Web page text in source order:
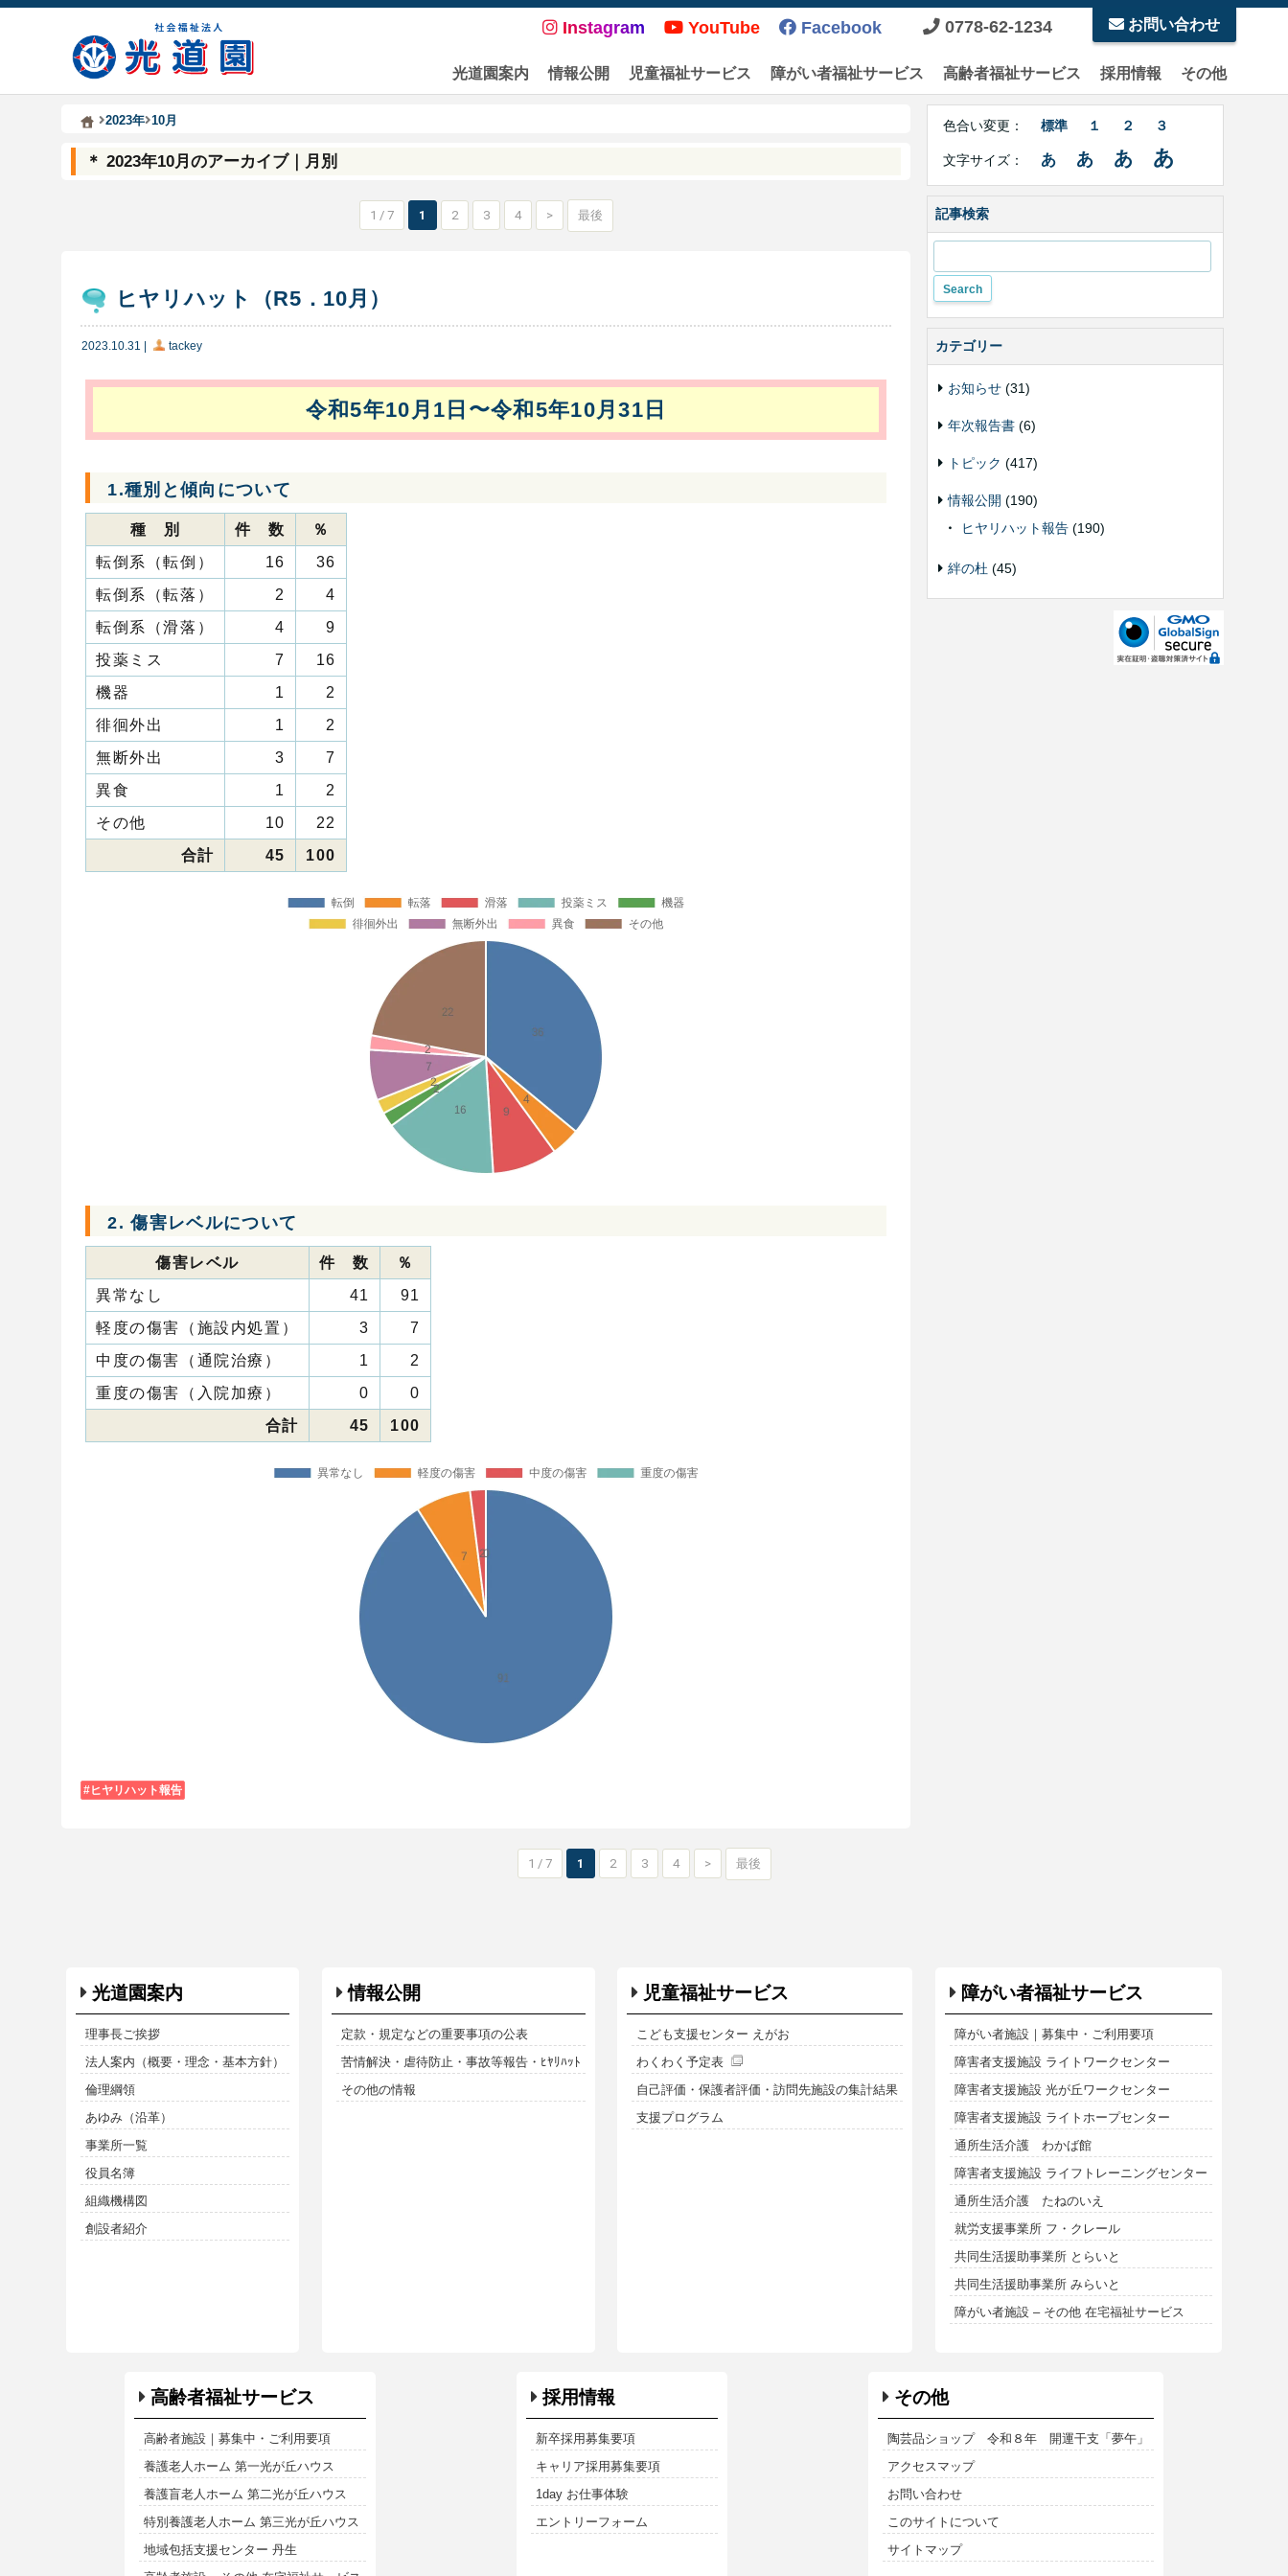
Instagram YouTube Facebook 0778-62-1234 お問い合わせ
光道園案内 情報公開 児童福祉サービス 障がい者福祉サービス 高齢者福祉サービス 採用情報 その他
Kodoen | Breadcrumbs list
社会福祉法人 光道園
2023年 10月
＊ 2023年10月のアーカイブ｜月別
1 / 7 1 2 3 4 > 最後
ヒヤリハット（R5．10月）
2023.10.31 tackey
令和5年10月1日〜令和5年10月31日
1.種別と傾向について
種 別 件 数
％
転倒系（転倒）
16
36
転倒系（転落）
2
4
転倒系（滑落）
4
9
投薬ミス
7
16
機器
1
2
徘徊外出
1
2
無断外出
3
7
異食
1
2
その他
10
22
合計
45 100
2. 傷害レベルについて
傷害レベル 件 数
％
異常なし
41
91
軽度の傷害（施設内処置）
3
7
中度の傷害（通院治療）
1
2
重度の傷害（入院加療）
0
0
合計
45 100
ヒヤリハット報告
Right
Side
色
合
変
色合い変更： 標準 １ ２ ３
文字サイズ： あ あ あ あ
記事検索
カテゴリー
お知らせ (31)
年次報告書 (6)
トピック (417)
情報公開 (190)
ヒヤリハット報告 (190)
絆の杜 (45)
1 / 7 1 2 3 4 > 最後
光道園案内
理事長ご挨拶
法人案内（概要・理念・基本方針）
倫理綱領
あゆみ（沿革）
事業所一覧
役員名簿
組織機構図
創設者紹介
情報公開
定款・規定などの重要事項の公表
苦情解決・虐待防止・事故等報告・ﾋﾔﾘﾊｯﾄ
その他の情報
児童福祉サービス
こども支援センター えがお
わくわく予定表
自己評価・保護者評価・訪問先施設の集計結果
支援プログラム
障がい者福祉サービス
障がい者施設｜募集中・ご利用要項
障害者支援施設 ライトワークセンター
障害者支援施設 光が丘ワークセンター
障害者支援施設 ライトホープセンター
通所生活介護 わかば館
障害者支援施設 ライフトレーニングセンター
通所生活介護 たねのいえ
就労支援事業所 フ・クレール
共同生活援助事業所 とらいと
共同生活援助事業所 みらいと
障がい者施設 – その他 在宅福祉サービス
高齢者福祉サービス
高齢者施設｜募集中・ご利用要項
養護老人ホーム 第一光が丘ハウス
養護盲老人ホーム 第二光が丘ハウス
特別養護老人ホーム 第三光が丘ハウス
地域包括支援センター 丹生
採用情報
新卒採用募集要項
キャリア採用募集要項
1day お仕事体験
エントリーフォーム
その他
陶芸品ショップ 令和８年 開運干支「夢午」
アクセスマップ
お問い合わせ
このサイトについて
サイトマップ